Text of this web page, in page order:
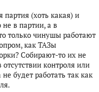
партия (хоть какая) и
не в партии, а в
только чинушы работают
как ТАЗы
Собирают-то их не
контроля или
будет работать так как